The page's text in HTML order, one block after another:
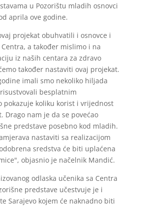
u Pozorištu mladih osnovci
aprila ove godine.
projekat obuhvatili i osnovce i
a također mislimo i na
iz naših centara za zdravo
također nastaviti ovaj projekat.
imali smo nekoliko hiljada
besplatnim
pokazuje koliku korist i vrijednost
Drago nam je da se povećao
predstave posebno kod mladih.
nastaviti sa realizacijom
sredstva će biti uplaćena
objasnio je načelnik Mandić.
odlaska učenika sa Centra
predstave učestvuje je i
Sarajevo kojem će naknadno biti